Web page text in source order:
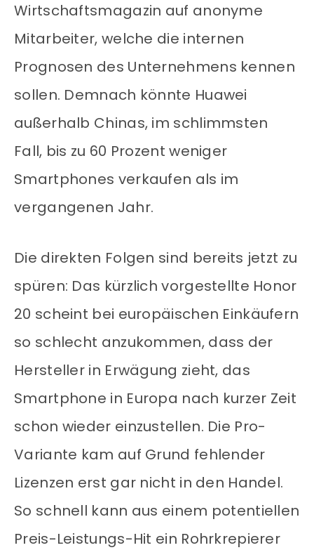
Wirtschaftsmagazin auf anonyme
Mitarbeiter, welche die internen
Prognosen des Unternehmens kennen
sollen. Demnach könnte Huawei
außerhalb Chinas, im schlimmsten
Fall, bis zu 60 Prozent weniger
Smartphones verkaufen als im
vergangenen Jahr.
Die direkten Folgen sind bereits jetzt zu
spüren: Das kürzlich vorgestellte Honor
20 scheint bei europäischen Einkäufern
so schlecht anzukommen, dass der
Hersteller in Erwägung zieht, das
Smartphone in Europa nach kurzer Zeit
schon wieder einzustellen. Die Pro-
Variante kam auf Grund fehlender
Lizenzen erst gar nicht in den Handel.
So schnell kann aus einem potentiellen
Preis-Leistungs-Hit ein Rohrkrepierer